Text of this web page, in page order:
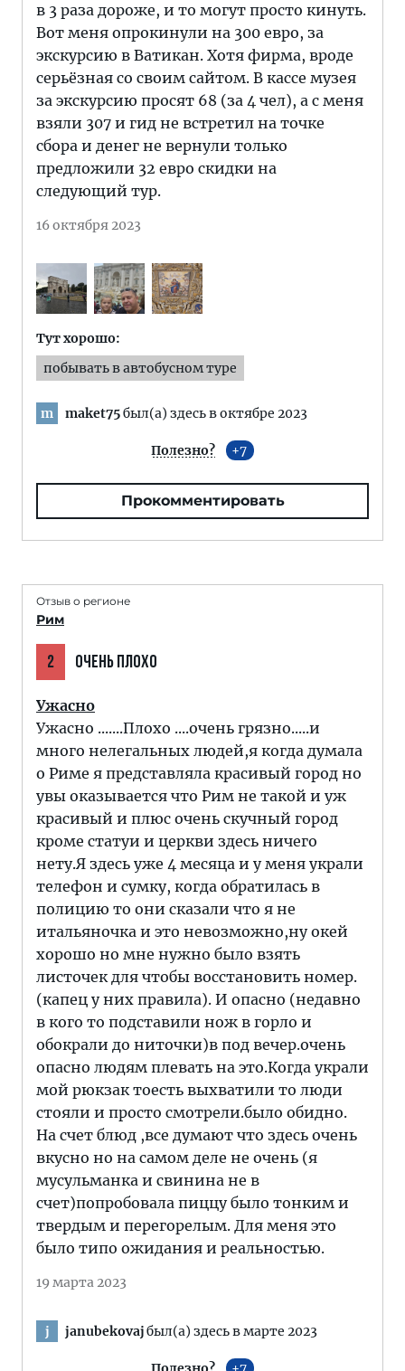
в 3 раза дороже, и то могут просто кинуть.
Вот меня опрокинули на 300 евро, за
экскурсию в Ватикан. Хотя фирма, вроде
серьёзная со своим сайтом. В кассе музея
за экскурсию просят 68 (за 4 чел), а с меня
взяли 307 и гид не встретил на точке
сбора и денег не вернули только
предложили 32 евро скидки на
следующий тур.
16 октября 2023
Тут хорошо:
побывать в автобусном туре
m maket75был(а) здесь в октябре 2023
Полезно? 7
Прокомментировать
Отзыв о регионе
Рим
2 ОЧЕНЬ ПЛОХО
Ужасно
Ужасно .......Плохо ....очень грязно.....и
много нелегальных людей,я когда думала
о Риме я представляла красивый город но
увы оказывается что Рим не такой и уж
красивый и плюс очень скучный город
кроме статуи и церкви здесь ничего
нету.Я здесь уже 4 месяца и у меня украли
телефон и сумку, когда обратилась в
полицию то они сказали что я не
итальяночка и это невозможно,ну окей
хорошо но мне нужно было взять
листочек для чтобы восстановить номер.
(капец у них правила). И опасно (недавно
в кого то подставили нож в горло и
обокрали до ниточки)в под вечер.очень
опасно людям плевать на это.Когда украли
мой рюкзак тоесть выхватили то люди
стояли и просто смотрели.было обидно.
На счет блюд ,все думают что здесь очень
вкусно но на самом деле не очень (я
мусульманка и свинина не в
счет)попробовала пиццу было тонким и
твердым и перегорелым. Для меня это
было типо ожидания и реальностью.
19 марта 2023
j janubekovajбыл(а) здесь в марте 2023